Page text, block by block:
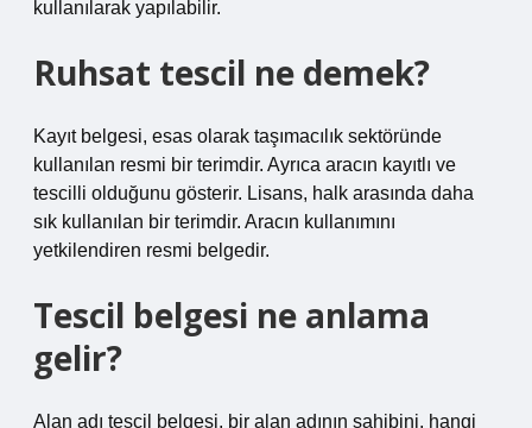
kullanılarak yapılabilir.
Ruhsat tescil ne demek?
Kayıt belgesi, esas olarak taşımacılık sektöründe
kullanılan resmi bir terimdir. Ayrıca aracın kayıtlı ve
tescilli olduğunu gösterir. Lisans, halk arasında daha
sık kullanılan bir terimdir. Aracın kullanımını
yetkilendiren resmi belgedir.
Tescil belgesi ne anlama
gelir?
Alan adı tescil belgesi, bir alan adının sahibini, hangi